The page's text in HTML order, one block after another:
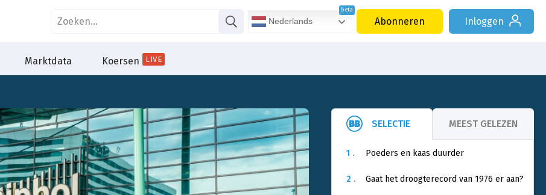
Nederlands Abonneren Inloggen
Marktdata Koersen LIVE
SELECTIE MEEST GELEZEN
1 . Poeders en kaas duurder
2 . Gaat het droogterecord van 1976 er aan?